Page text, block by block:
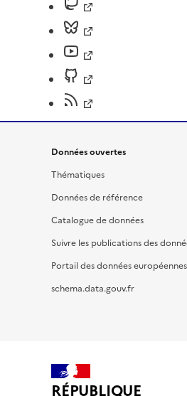
Données ouvertes
Thématiques
Données de référence
Catalogue de données
Suivre les publications des
Portail des données européennes
schema.data.gouv.fr
RÉPUBLIQUE